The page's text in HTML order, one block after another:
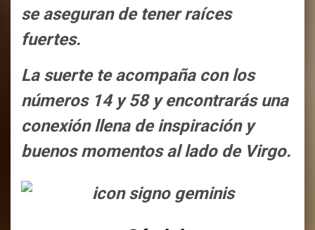
se aseguran de tener raíces
fuertes.
La suerte te acompaña con los
números 14 y 58 y encontrarás una
conexión llena de inspiración y
buenos momentos al lado de Virgo.